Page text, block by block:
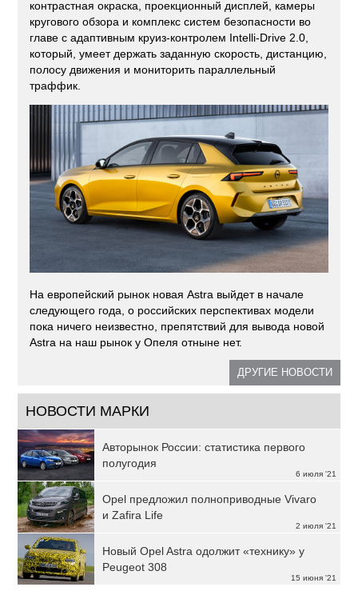
контрастная окраска, проекционный дисплей, камеры
кругового обзора и комплекс систем безопасности во
главе с адаптивным круиз-контролем Intelli-Drive 2.0,
который, умеет держать заданную скорость, дистанцию,
полосу движения и мониторить параллельный
траффик.
На европейский рынок новая Astra выйдет в начале
следующего года, о российских перспективах модели
пока ничего неизвестно, препятствий для вывода новой
Astra на наш рынок у Опеля отныне нет.
ДРУГИЕ НОВОСТИ
НОВОСТИ МАРКИ
6 июля '21
Авторынок России: статистика первого
полугодия
2 июля '21
Opel предложил полноприводные Vivaro
и Zafira Life
15 июня '21
Новый Opel Astra одолжит «технику» у
Peugeot 308